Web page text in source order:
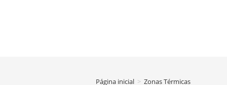
Página inicial > Zonas Térmicas